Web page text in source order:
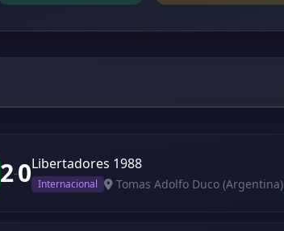
2-0Libertadores 1988
Internacional Tomas Adolfo Duco (Argentina)